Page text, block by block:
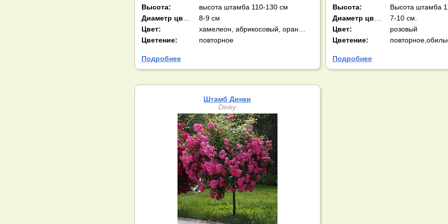
Высота:
высота штамба 110-130 см
Диаметр цв-ка:
8-9 см
Цвет:
хамелеон, абрикосовый, оранжевый, розовый
Цветение:
повторное
Подробнее
Высота:
Высота штамба
Диаметр цв-ка:
7-10 см.
Цвет:
розовый
Цветение:
Подробнее
Штамб Динки
Dinky